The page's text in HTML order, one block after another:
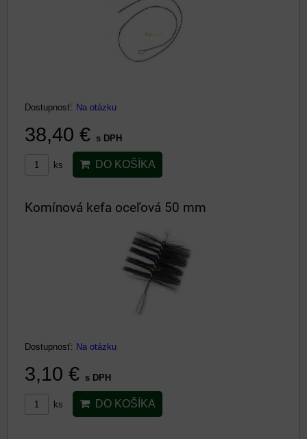
Dostupnosť: Na otázku
38,40 € s DPH
ks DO KOŠÍKA
Komínová kefa oceľová 50 mm
Dostupnosť: Na otázku
3,10 € s DPH
ks DO KOŠÍKA